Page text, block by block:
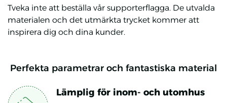
Tveka inte att beställa vår supporterflagga. De utvalda
materialen och det utmärkta trycket kommer att
inspirera dig och dina kunder.
Perfekta parametrar och fantastiska material
Lämplig för inom- och utomhus